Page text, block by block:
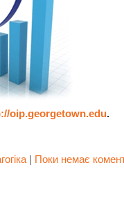
oip.georgetown.edu.
| Поки немає